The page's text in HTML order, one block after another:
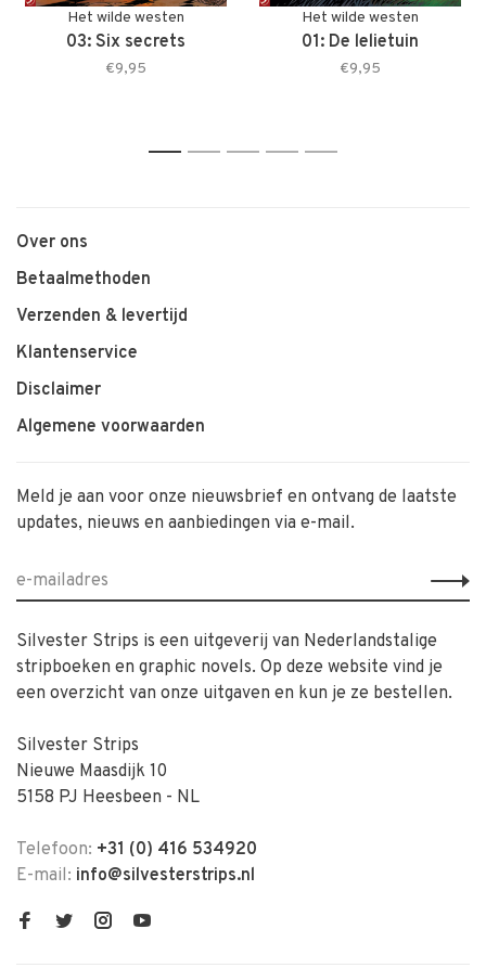
Het wilde westen
03: Six secrets
€9,95
Het wilde westen
01: De lelietuin
€9,95
1 2 3 4 5
Over ons
Betaalmethoden
Verzenden & levertijd
Klantenservice
Disclaimer
Algemene voorwaarden
Meld je aan voor onze nieuwsbrief en ontvang de laatste
updates, nieuws en aanbiedingen via e-mail.
Silvester Strips is een uitgeverij van Nederlandstalige
stripboeken en graphic novels. Op deze website vind je
een overzicht van onze uitgaven en kun je ze bestellen.
Silvester Strips
Nieuwe Maasdijk 10
5158 PJ Heesbeen - NL
Telefoon: +31 (0) 416 534920
E-mail: info@silvesterstrips.nl